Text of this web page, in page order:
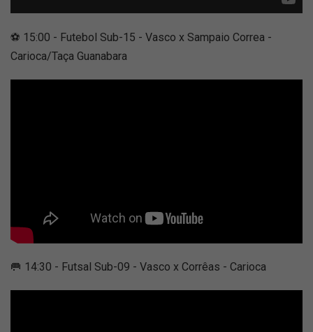
⚽ 15:00 - Futebol Sub-15 - Vasco x Sampaio Correa -
Carioca/Taça Guanabara
🥅 14:30 - Futsal Sub-09 - Vasco x Corrêas - Carioca